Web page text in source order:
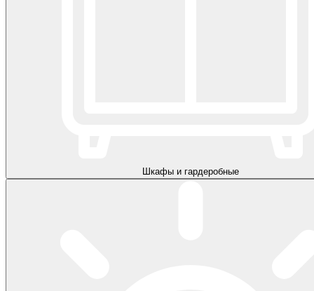
Шкафы и гардеробные